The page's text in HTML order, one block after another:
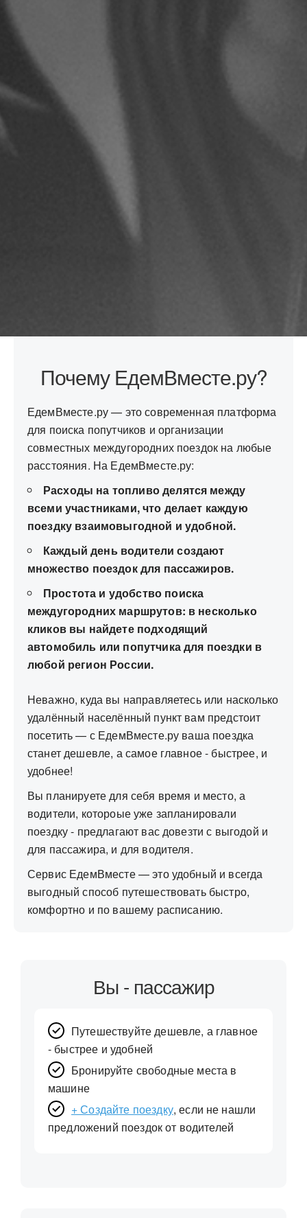
Почему ЕдемВместе.ру?
ЕдемВместе.ру — это современная платформа
для поиска попутчиков и организации
совместных междугородних поездок на любые
расстояния. На ЕдемВместе.ру:
Расходы на топливо делятся между
всеми участниками, что делает каждую
поездку взаимовыгодной и удобной.
Каждый день водители создают
множество поездок для пассажиров.
Простота и удобство поиска
междугородних маршрутов: в несколько
кликов вы найдете подходящий
автомобиль или попутчика для поездки в
любой регион России.
Неважно, куда вы направляетесь или насколько
удалённый населённый пункт вам предстоит
посетить — с ЕдемВместе.ру ваша поездка
станет дешевле, а самое главное - быстрее, и
удобнее!
Вы планируете для себя время и место, а
водители, котороые уже запланировали
поездку - предлагают вас довезти с выгодой и
для пассажира, и для водителя.
Сервис ЕдемВместе — это удобный и всегда
выгодный способ путешествовать быстро,
комфортно и по вашему расписанию.
Вы - пассажир
Путешествуйте дешевле, а главное
- быстрее и удобней
Бронируйте свободные места в
машине
+ Создайте поездку, если не нашли
предложений поездок от водителей